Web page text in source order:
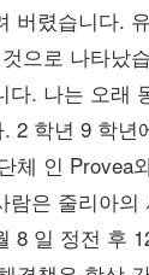
버렸습니다.
으로 나타났
다. 나는 오래
2 학년 9 학
체 인 Provea
은 줄리아
8 일 정전 후